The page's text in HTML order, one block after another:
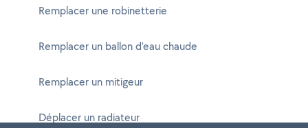
Remplacer une robinetterie
Remplacer un ballon d'eau chaude
Remplacer un mitigeur
Déplacer un radiateur